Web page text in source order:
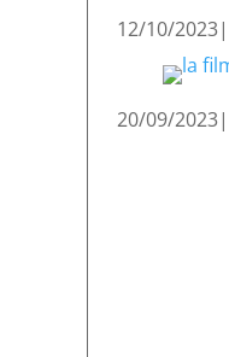
12/10/2023|
20/09/2023|